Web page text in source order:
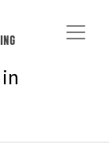
in